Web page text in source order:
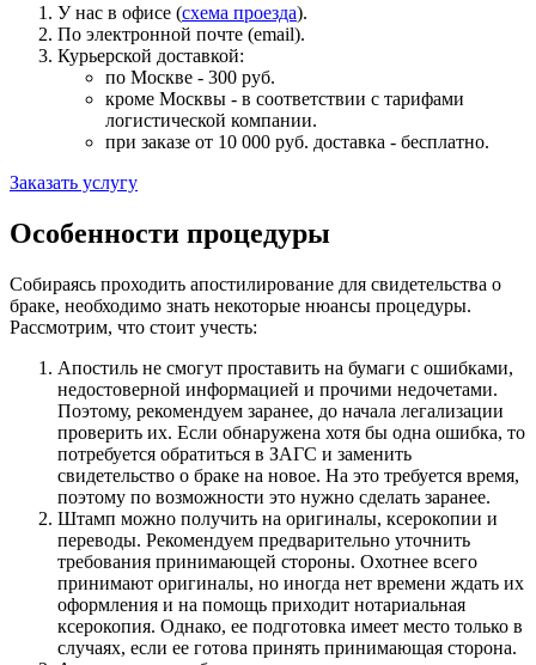
У нас в офисе (схема проезда).
По электронной почте (email).
Курьерской доставкой:
по Москве - 300 руб.
кроме Москвы - в соответствии с тарифами
логистической компании.
при заказе от 10 000 руб. доставка - бесплатно.
Заказать услугу
Особенности процедуры
Собираясь проходить апостилирование для свидетельства о
браке, необходимо знать некоторые нюансы процедуры.
Рассмотрим, что стоит учесть:
Апостиль не смогут проставить на бумаги с ошибками,
недостоверной информацией и прочими недочетами.
Поэтому, рекомендуем заранее, до начала легализации
проверить их. Если обнаружена хотя бы одна ошибка, то
потребуется обратиться в ЗАГС и заменить
свидетельство о браке на новое. На это требуется время,
поэтому по возможности это нужно сделать заранее.
Штамп можно получить на оригиналы, ксерокопии и
переводы. Рекомендуем предварительно уточнить
требования принимающей стороны. Охотнее всего
принимают оригиналы, но иногда нет времени ждать их
оформления и на помощь приходит нотариальная
ксерокопия. Однако, ее подготовка имеет место только в
случаях, если ее готова принять принимающая сторона.